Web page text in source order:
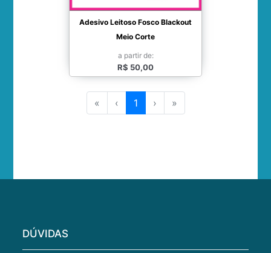
Adesivo Leitoso Fosco Blackout
Meio Corte
a partir de:
R$ 50,00
« ‹ 1 › »
DÚVIDAS